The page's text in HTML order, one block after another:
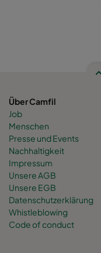
Über Camfil
Job
Menschen
Presse und Events
Nachhaltigkeit
Impressum
Unsere AGB
Unsere EGB
Datenschutzerklärung
Whistleblowing
Code of conduct